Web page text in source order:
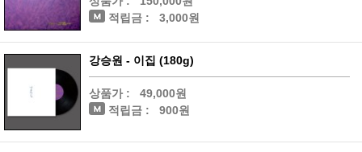
적립금 :
3,000원
강승원 - 이집 (180g)
상품가 :
49,000원
적립금 :
900원